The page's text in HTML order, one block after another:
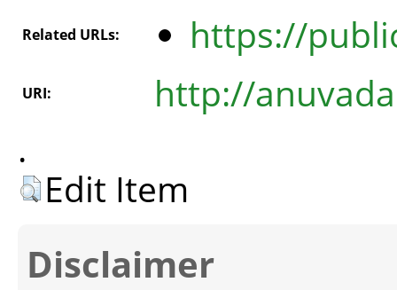
Related URLs: https://
URI:
http://
.
Edit Item
Disclaimer